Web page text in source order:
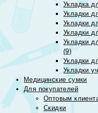
Укладка
Укладки
Укладки
Укладки
Укладки
(9)
Укладки
Укладки
Медицинские сумки
Для покупателей
Оптовым
Скидки